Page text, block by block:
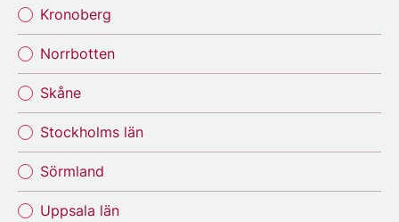
Kronoberg
Norrbotten
Skåne
Stockholms län
Sörmland
Uppsala län